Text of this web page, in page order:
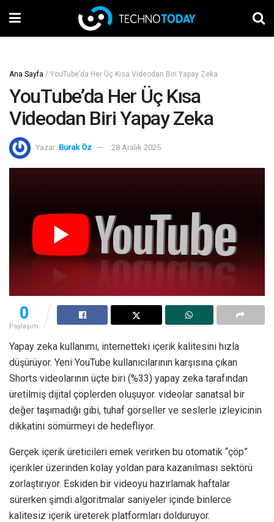
Ana Sayfa / YouTube’da Her Üç Kısa Videodan Biri Yapay Zeka
YouTube’da Her Üç Kısa
Videodan Biri Yapay Zeka
Yazar: Burak Öz 28 Aralık 2025
0
Paylaşım
Yapay zeka kullanımı, internetteki içerik kalitesini hızla
düşürüyor. Yeni YouTube kullanıcılarının karşısına çıkan
Shorts videolarının üçte biri (%33) yapay zeka tarafından
üretilmiş dijital çöplerden oluşuyor. videolar sanatsal bir
değer taşımadığı gibi, tuhaf görseller ve seslerle izleyicinin
dikkatini sömürmeyi de hedefliyor.
Gerçek içerik üreticileri emek verirken bu otomatik “çöp”
içerikler üzerinden kolay yoldan para kazanılması sektörü
zorlaştırıyor. Eskiden bir videoyu hazırlamak haftalar
sürerken şimdi algoritmalar saniyeler içinde binlerce
kalitesiz içerik üreterek platformları dolduruyor.